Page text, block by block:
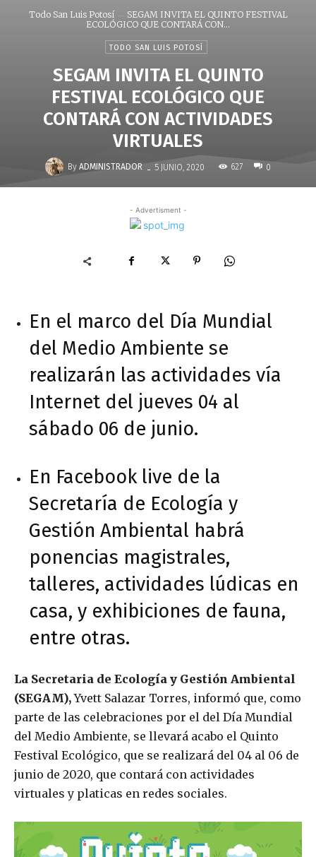
Todo San Luis Potosí
SEGAM INVITA EL QUINTO FESTIVAL
ECOLÓGICO QUE CONTARÁ CON...
TODO SAN LUIS POTOSÍ
SEGAM INVITA EL QUINTO
FESTIVAL ECOLÓGICO QUE
CONTARÁ CON ACTIVIDADES
VIRTUALES
By ADMINISTRADOR - 5 JUNIO, 2020 627 0
- Advertisment -
En el marco del Día Mundial
del Medio Ambiente se
realizarán las actividades vía
Internet del jueves 04 al
sábado 06 de junio.
En Facebook live de la
Secretaría de Ecología y
Gestión Ambiental habrá
ponencias magistrales,
talleres, actividades lúdicas en
casa, y exhibiciones de fauna,
entre otras.
La Secretaria de Ecología y Gestión Ambiental
(SEGAM),Yvett Salazar Torres, informó que, como
parte de las celebraciones por el del Día Mundial
del Medio Ambiente, se llevará acabo el Quinto
Festival Ecológico, que se realizará del 04 al 06 de
junio de 2020, que contará con actividades
virtuales y platicas en redes sociales.